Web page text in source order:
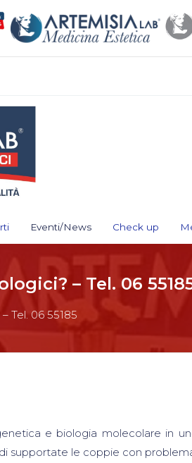
Eventi/News Check up
– Tel. 06
Tel. 06 55185
e biologia molecolare in
supportate le coppie con